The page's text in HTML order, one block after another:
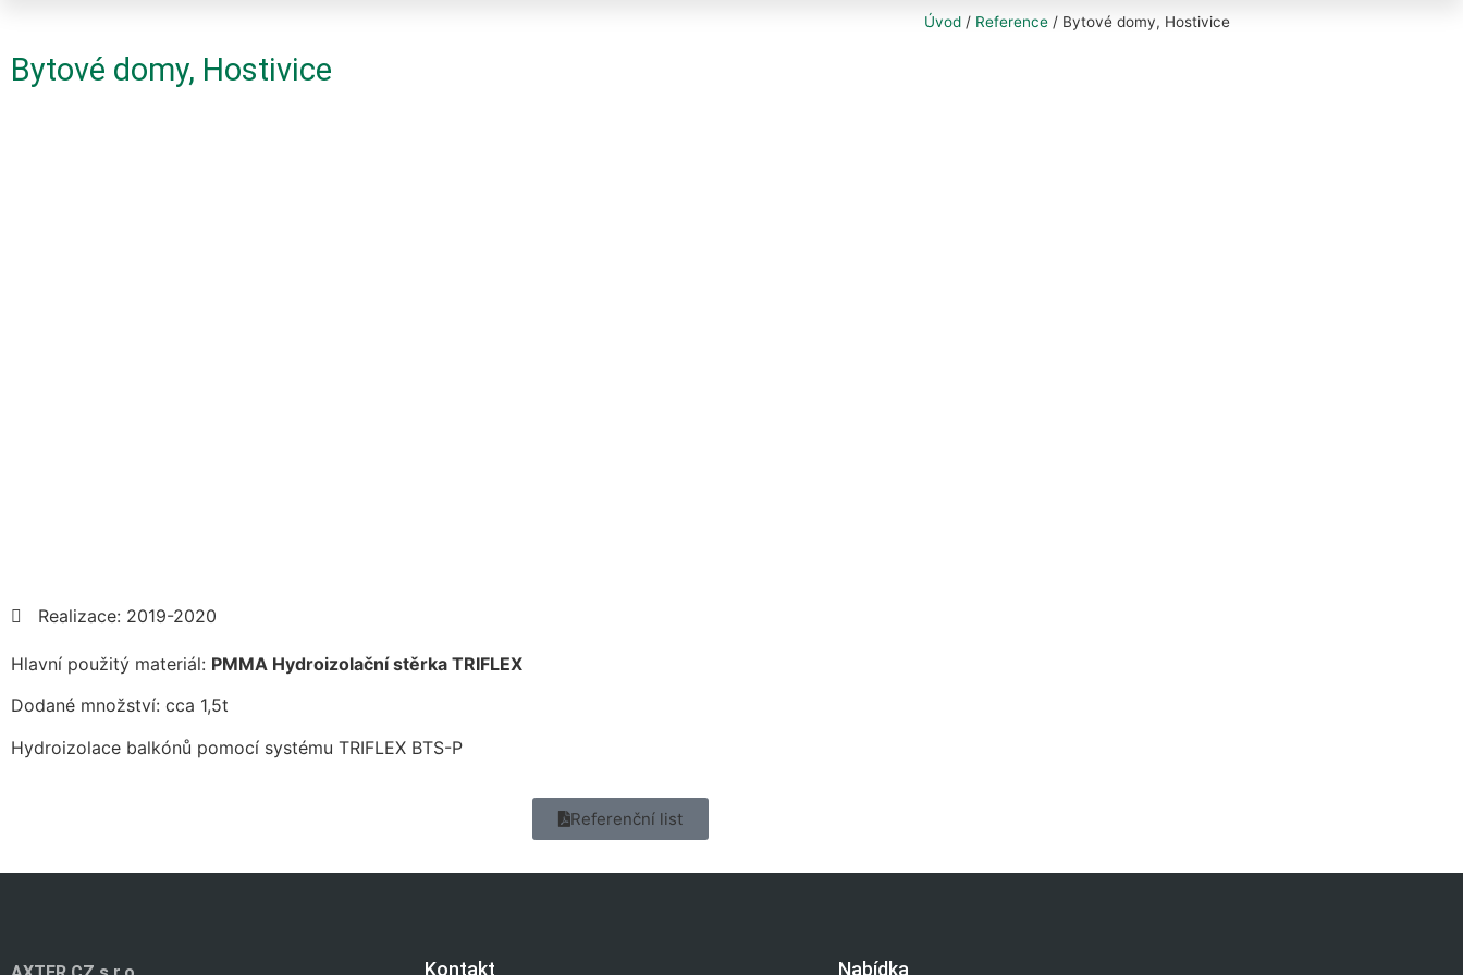
Úvod / Reference / Bytové domy, Hostivice
Bytové domy, Hostivice
Realizace: 2019-2020
Hlavní použitý materiál: PMMA Hydroizolační stěrka TRIFLEX
Dodané množství: cca 1,5t
Hydroizolace balkónů pomocí systému TRIFLEX BTS-P
Referenční list
Kontakt Nabídka